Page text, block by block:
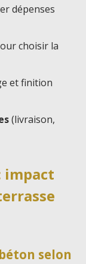
dépenses
choisir la
et finition
(livraison,
selon